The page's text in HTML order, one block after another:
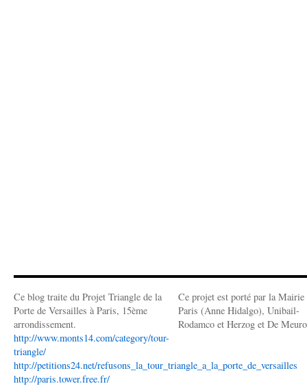
Ce blog traite du Projet Triangle de la
Porte de Versailles à Paris, 15ème
arrondissement.
http://www.monts14.com/category/tour-
triangle/
http://petitions24.net/refusons_la_tour_triangle_a_la_porte_de_versailles
http://paris.tower.free.fr/
Ce projet est porté par la Mairie
Paris (Anne Hidalgo), Unibail-
Rodamco et Herzog et De